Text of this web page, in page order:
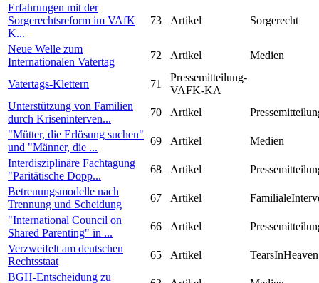
Erfahrungen mit der
Sorgerechtsreform im VAfK
K...
73 Artikel Sorgerecht
Neue Welle zum
Internationalen Vatertag
72 Artikel Medien
Vatertags-Klettern 71
Pressemitteilung-
VAFK-KA
Unterstützung von Familien
durch Kriseninterven...
70 Artikel
"Mütter, die Erlösung suchen"
und "Männer, die ...
69 Artikel
Medien
Interdisziplinäre Fachtagung
"Paritätische Dopp...
68 Artikel
Betreuungsmodelle nach
Trennung und Scheidung
67 Artikel
"International Council on
Shared Parenting" in ...
66 Artikel
Verzweifelt am deutschen
Rechtsstaat
65 Artikel
TearsInHeaven
BGH-Entscheidung zu